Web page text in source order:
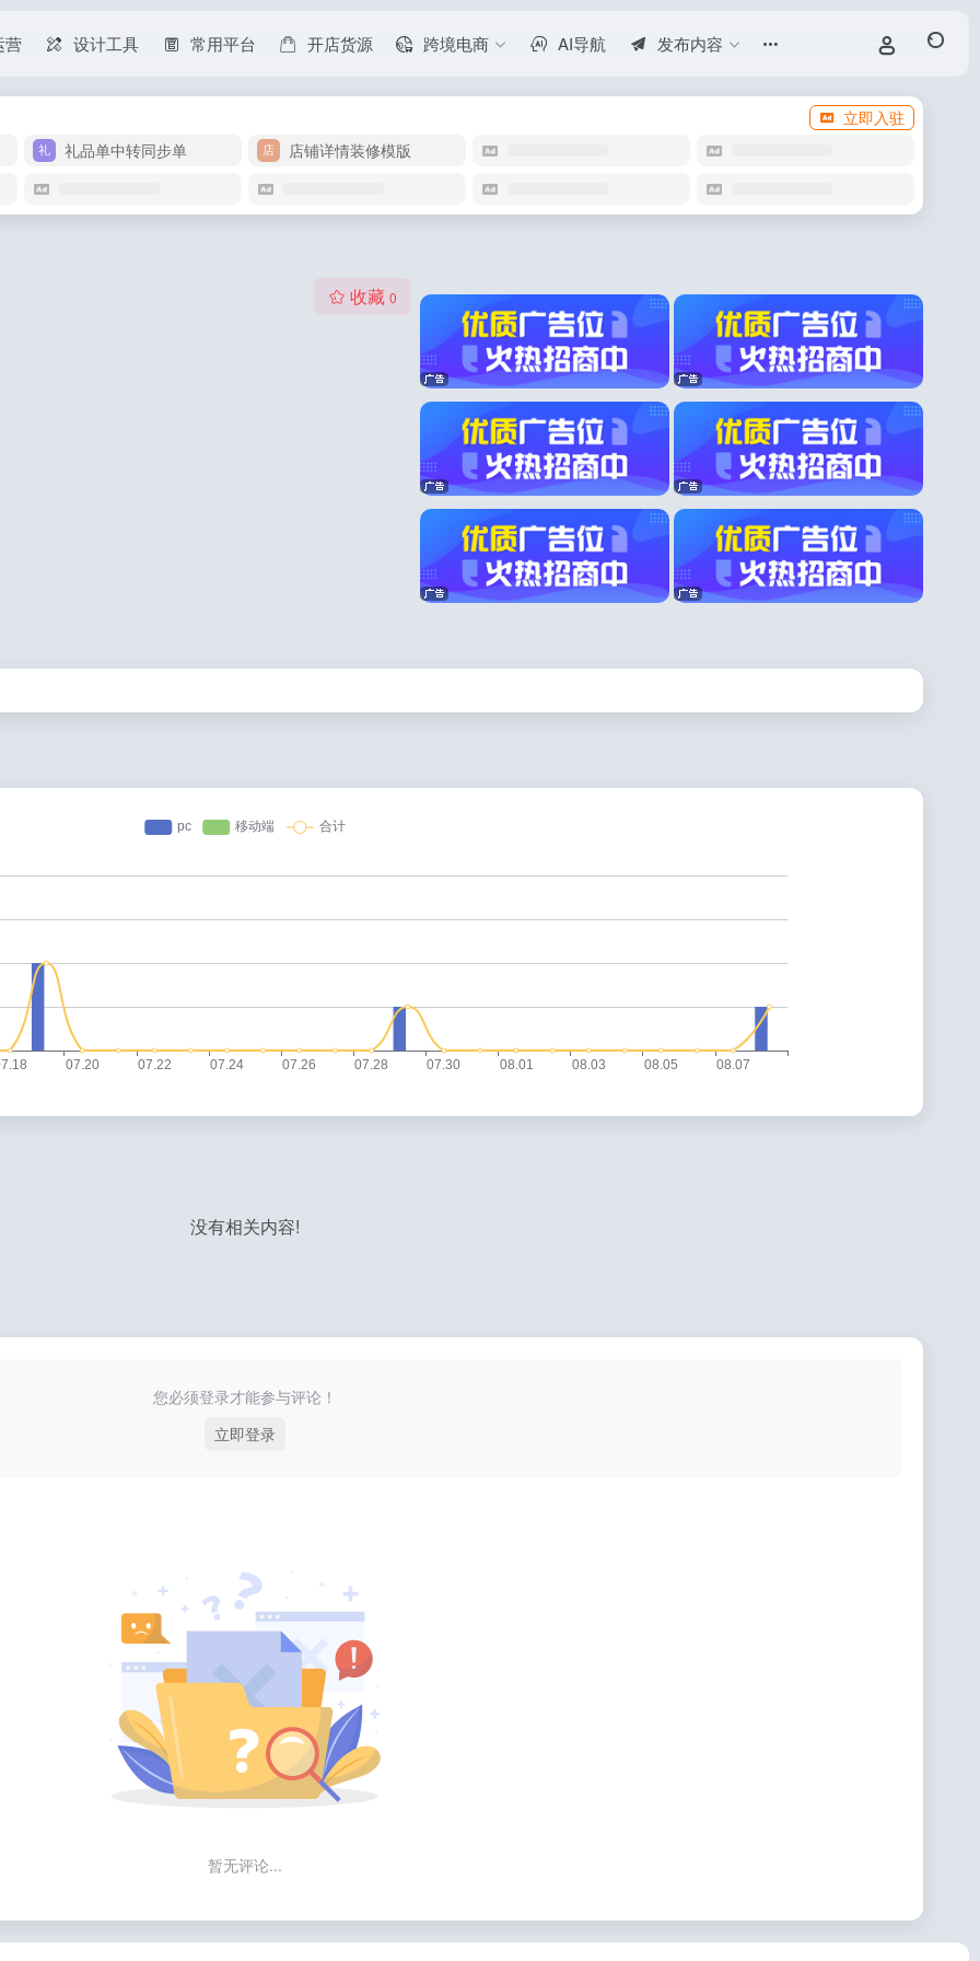
营 设计工具 常用平台 开店货源 跨境电商 AI导航 发布内容
立即入驻
礼品单中转同步单
店铺详情装修模版
收藏 0
没有相关内容!
您必须登录才能参与评论！
立即登录
暂无评论...